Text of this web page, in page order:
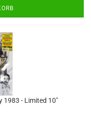
1983 - Limited 10"